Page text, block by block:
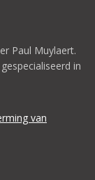
Paul Muylaert.
in
van